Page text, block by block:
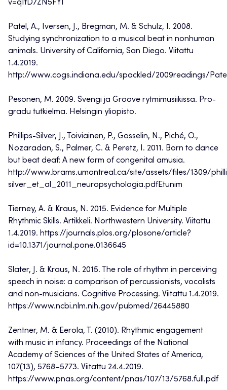
v=qIfD7ZN5FYI
Patel, A., Iversen, J., Bregman, M. & Schulz, I. 2008.
Studying synchronization to a musical beat in nonhuman
animals. University of California, San Diego. Viitattu
1.4.2019.
http://www.cogs.indiana.edu/spackled/2009readings/
Pesonen, M. 2009. Svengi ja Groove rytmimusiikissa. Pro-
gradu tutkielma. Helsingin yliopisto.
Phillips-Silver, J., Toiviainen, P., Gosselin, N., Piché, O.,
Nozaradan, S., Palmer, C. & Peretz, I. 2011. Born to dance
but beat deaf: A new form of congenital amusia.
http://www.brams.umontreal.ca/site/assets/files/1309/
silver_et_al_2011_neuropsychologia.pdfEtunim
Tierney, A. & Kraus, N. 2015. Evidence for Multiple
Rhythmic Skills. Artikkeli. Northwestern University. Viitattu
1.4.2019. https://journals.plos.org/plosone/article?
id=10.1371/journal.pone.0136645
Slater, J. & Kraus, N. 2015. The role of rhythm in perceiving
speech in noise: a comparison of percussionists, vocalists
and non-musicians. Cognitive Processing. Viitattu 1.4.2019.
https://www.ncbi.nlm.nih.gov/pubmed/26445880
Zentner, M. & Eerola, T. (2010). Rhythmic engagement
with music in infancy. Proceedings of the National
Academy of Sciences of the United States of America,
107(13), 5768–5773. Viitattu 24.4.2019.
https://www.pnas.org/content/pnas/107/13/5768.full.pdf